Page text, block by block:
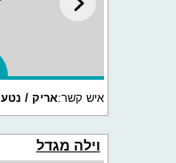
איש קשר:אריק / נטע
וילה מגדל